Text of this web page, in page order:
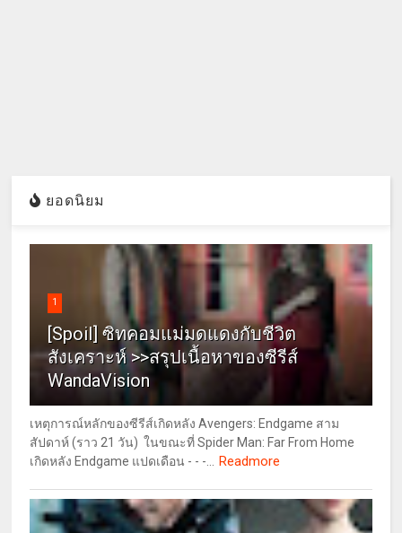
ยอดนิยม
1
[Spoil] ซิทคอมแม่มดแดงกับชีวิต
สังเคราะห์ >>สรุปเนื้อหาของซีรีส์
WandaVision
เหตุการณ์หลักของซีรีส์เกิดหลัง Avengers: Endgame สาม
สัปดาห์ (ราว 21 วัน) ในขณะที่ Spider Man: Far From Home
เกิดหลัง Endgame แปดเดือน - - -...
Readmore